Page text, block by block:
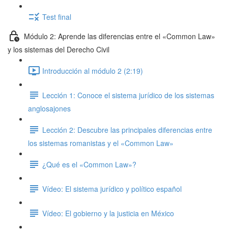
Test final
Módulo 2: Aprende las diferencias entre el «Common Law»
y los sistemas del Derecho Civil
Introducción al módulo 2 (2:19)
Lección 1: Conoce el sistema jurídico de los sistemas
anglosajones
Lección 2: Descubre las principales diferencias entre
los sistemas romanistas y el «Common Law»
¿Qué es el «Common Law»?
Vídeo: El sistema jurídico y político español
Vídeo: El gobierno y la justicia en México